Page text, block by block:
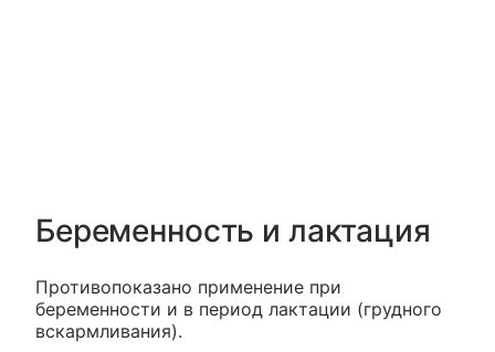
Беременность и лактация
Противопоказано применение при
беременности и в период лактации (грудного
вскармливания).